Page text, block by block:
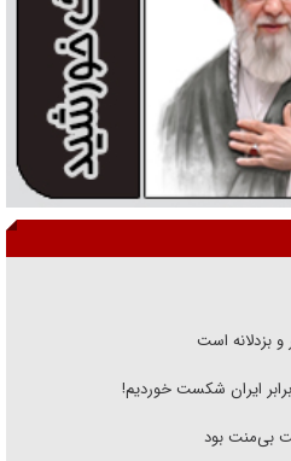
بزدلانه است
ایران شکست خوردیم!
بی‌منت بود